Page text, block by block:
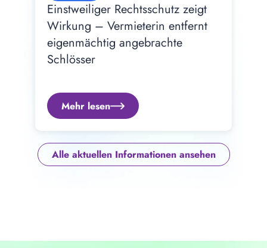
Einstweiliger Rechtsschutz zeigt
Wirkung – Vermieterin entfernt
eigenmächtig angebrachte
Schlösser
Mehr lesen
Alle aktuellen Informationen ansehen